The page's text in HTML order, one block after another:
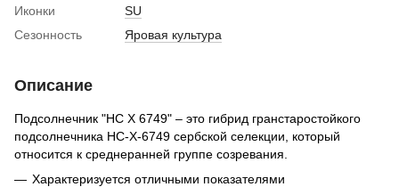
Иконки
SU
Сезонность
Яровая культура
Описание
Подсолнечник "НС Х 6749" – это гибрид гранстаростойкого
подсолнечника НС-Х-6749 сербской селекции, который
относится к среднеранней группе созревания.
Характеризуется отличными показателями